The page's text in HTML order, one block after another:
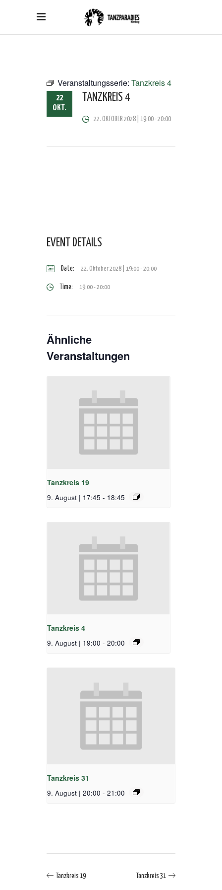
Veranstaltungsserie: Tanzkreis 4
22
OKT.
TANZKREIS 4
22. OKTOBER 2028 | 19:00-20:00
EVENT DETAILS
Date: 22. Oktober 2028 | 19:00-20:00
Time: 19:00 - 20:00
Ähnliche
Veranstaltungen
Tanzkreis 19
9. August | 17:45 - 18:45
Tanzkreis 4
9. August | 19:00 - 20:00
Tanzkreis 31
9. August | 20:00 - 21:00
Tanzkreis 19 Tanzkreis 31